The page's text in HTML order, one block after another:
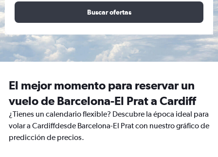
Buscar ofertas
El mejor momento para reservar un
vuelo de Barcelona-El Prat a Cardiff
¿Tienes un calendario flexible? Descubre la época ideal para
volar a Cardiffdesde Barcelona-El Prat con nuestro gráfico de
predicción de precios.